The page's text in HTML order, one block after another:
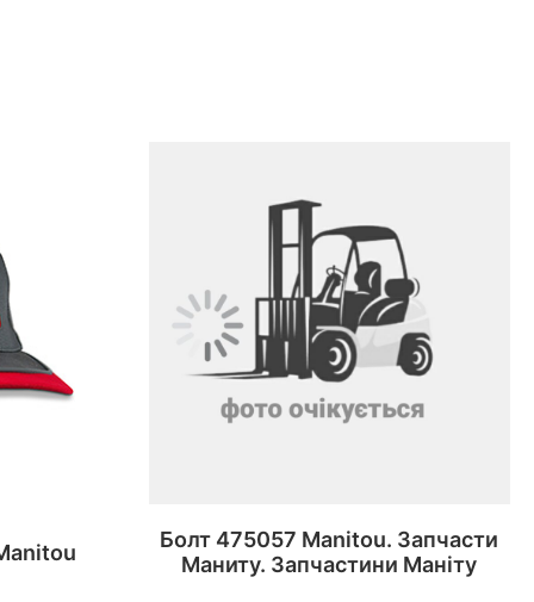
Болт 475057 Manitou. Запчасти
Маниту. Запчастини Маніту